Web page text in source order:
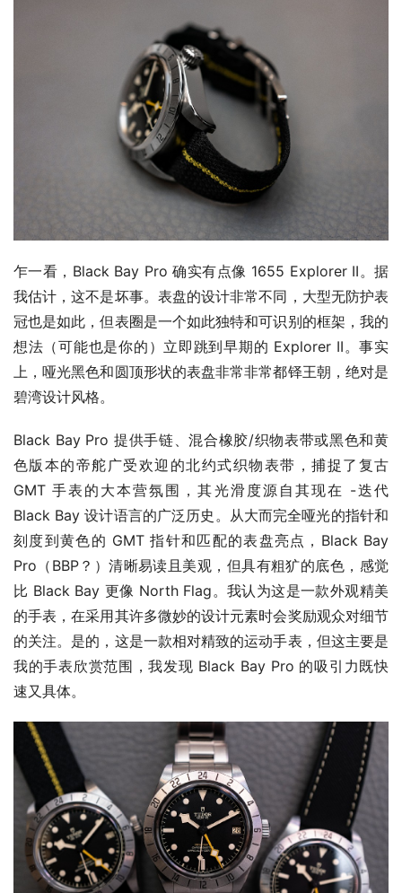
乍一看，Black Bay Pro 确实有点像 1655 Explorer II。据
我估计，这不是坏事。表盘的设计非常不同，大型无防护表
冠也是如此，但表圈是一个如此独特和可识别的框架，我的
想法（可能也是你的）立即跳到早期的 Explorer II。事实
上，哑光黑色和圆顶形状的表盘非常非常都铎王朝，绝对是
碧湾设计风格。
Black Bay Pro 提供手链、混合橡胶/织物表带或黑色和黄
色版本的帝舵广受欢迎的北约式织物表带，捕捉了复古
GMT 手表的大本营氛围，其光滑度源自其现在 -迭代
Black Bay 设计语言的广泛历史。从大而完全哑光的指针和
刻度到黄色的 GMT 指针和匹配的表盘亮点，Black Bay
Pro（BBP？）清晰易读且美观，但具有粗犷的底色，感觉
比 Black Bay 更像 North Flag。我认为这是一款外观精美
的手表，在采用其许多微妙的设计元素时会奖励观众对细节
的关注。是的，这是一款相对精致的运动手表，但这主要是
我的手表欣赏范围，我发现 Black Bay Pro 的吸引力既快
速又具体。